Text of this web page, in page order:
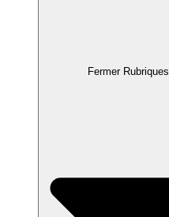
Fermer Rubriques